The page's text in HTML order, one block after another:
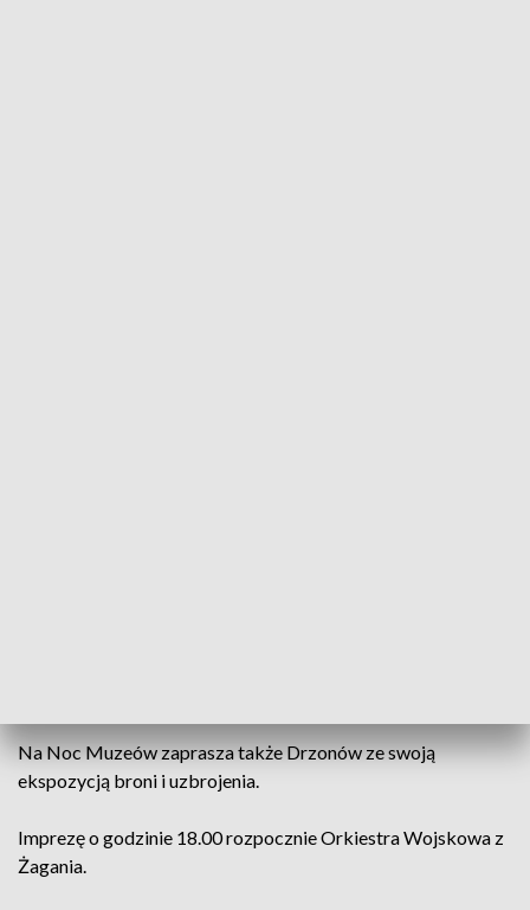
Na Noc Muzeów zaprasza także Drzonów ze swoją
ekspozycją broni i uzbrojenia.
Imprezę o godzinie 18.00 rozpocznie Orkiestra Wojskowa z
Żagania.